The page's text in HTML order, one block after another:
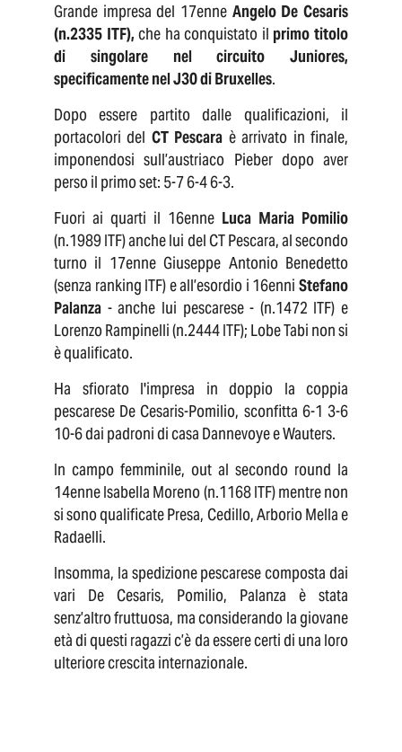
Grande impresa del 17enne Angelo De Cesaris
(n.2335 ITF),che ha conquistato il primo titolo
di singolare nel circuito Juniores,
specificamente nel J30 di Bruxelles.
Dopo essere partito dalle qualificazioni, il
portacolori del CT Pescara è arrivato in finale,
imponendosi sull’austriaco Pieber dopo aver
perso il primo set: 5-7 6-4 6-3.
Fuori ai quarti il 16enne Luca Maria Pomilio
(n.1989 ITF) anche lui del CT Pescara, al secondo
turno il 17enne Giuseppe Antonio Benedetto
(senza ranking ITF) e all’esordio i 16enni Stefano
Palanza - anche lui pescarese - (n.1472 ITF) e
Lorenzo Rampinelli (n.2444 ITF); Lobe Tabi non si
è qualificato.
Ha sfiorato l'impresa in doppio la coppia
pescarese De Cesaris-Pomilio, sconfitta 6-1 3-6
10-6 dai padroni di casa Dannevoye e Wauters.
In campo femminile, out al secondo round la
14enne Isabella Moreno (n.1168 ITF) mentre non
si sono qualificate Presa, Cedillo, Arborio Mella e
Radaelli.
Insomma, la spedizione pescarese composta dai
vari De Cesaris, Pomilio, Palanza è stata
senz’altro fruttuosa, ma considerando la giovane
età di questi ragazzi c’è da essere certi di una loro
ulteriore crescita internazionale.